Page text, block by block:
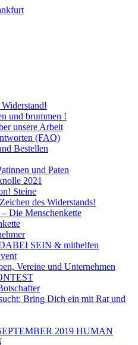
und brummen !
unsere Arbeit
(FAQ)
Bestellen
und Paten
2021
Steine
des Widerstands!
Die Menschenkette
SEIN & mithelfen
Vereine und Unternehmen
Bring Dich ein mit Rat und
2019 HUMAN